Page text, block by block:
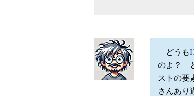
どうも
のよ？
ストの要
さんあり